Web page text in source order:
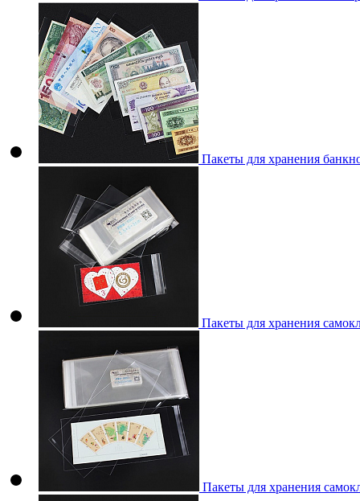
Пакеты для хранения
Пакеты для хранения
Пакеты для хранения